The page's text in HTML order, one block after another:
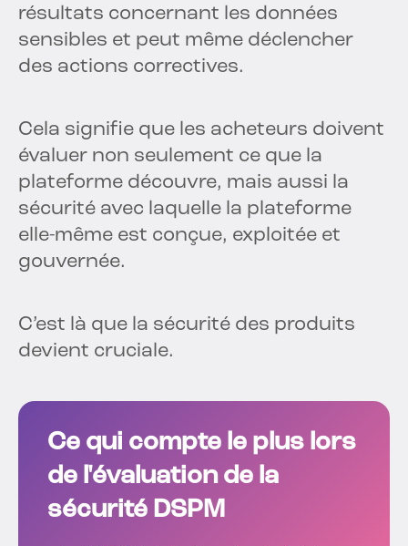
résultats concernant les données
sensibles et peut même déclencher
des actions correctives.
Cela signifie que les acheteurs doivent
évaluer non seulement ce que la
plateforme découvre, mais aussi la
sécurité avec laquelle la plateforme
elle-même est conçue, exploitée et
gouvernée.
C’est là que la sécurité des produits
devient cruciale.
Ce qui compte le plus lors
de l'évaluation de la
sécurité DSPM